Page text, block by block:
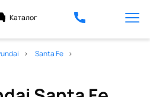
Каталог
Santa Fe